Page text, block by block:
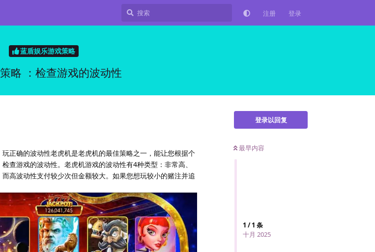
注册 登录
蓝盾娱乐游戏策略
略 ：检查游戏的波动性
登录以回复
最早内容
1 /1 条
十月 2025
正确的波动性老虎机是老虎机的最佳策略之一，能让您根据个
查游戏的波动性。老虎机游戏的波动性有4种类型：非常高、
高波动性支付较少次但金额较大。如果您想玩较小的赌注并追